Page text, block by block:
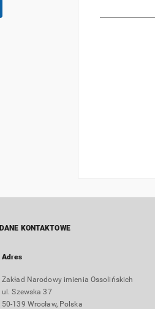
DANE KONTAKTOWE
Adres
Zakład Narodowy imienia Ossolińskich
ul. Szewska 37
50-139 Wrocław, Polska